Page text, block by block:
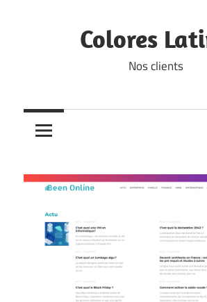
Colores
Nos clients